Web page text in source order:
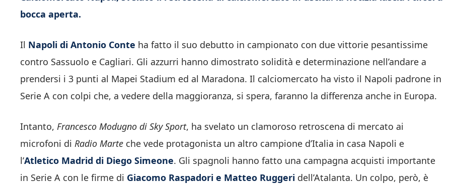
bocca aperta.
Il Napoli di Antonio Conte ha fatto il suo debutto in campionato con due vittorie pesantissime
contro Sassuolo e Cagliari. Gli azzurri hanno dimostrato solidità e determinazione nell’andare a
prendersi i 3 punti al Mapei Stadium ed al Maradona. Il calciomercato ha visto il Napoli padrone in
Serie A con colpi che, a vedere della maggioranza, si spera, faranno la differenza anche in Europa.
Intanto, Francesco Modugno di Sky Sport, ha svelato un clamoroso retroscena di mercato ai
microfoni di Radio Marte che vede protagonista un altro campione d’Italia in casa Napoli e
l’Atletico Madrid di Diego Simeone. Gli spagnoli hanno fatto una campagna acquisti importante
in Serie A con le firme di Giacomo Raspadori e Matteo Ruggeri dell’Atalanta. Un colpo, però, è